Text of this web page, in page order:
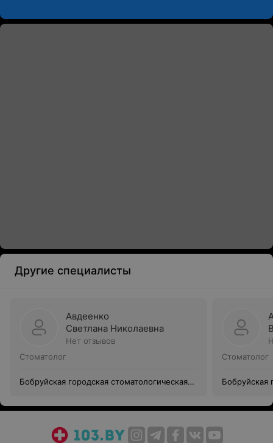
Другие специалисты
Авдеенко
Светлана Николаевна
Нет отзывов
Стоматолог
Бобруйская городская стоматологическая
Стоматолог
Бобруйская